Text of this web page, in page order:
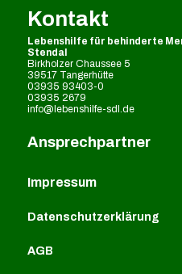
Kontakt
Lebenshilfe für behinderte
Stendal
Birkholzer Chaussee 5
39517 Tangerhütte
03935 93403-0
03935 2679
info@lebenshilfe-sdl.de
Ansprechpartner
Impressum
Datenschutzerklärung
AGB